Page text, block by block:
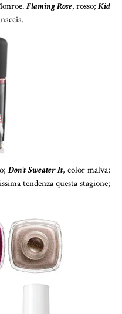
Flaming Rose, rosso;Kid
Don't Sweater It, color malva;
tendenza questa stagione;